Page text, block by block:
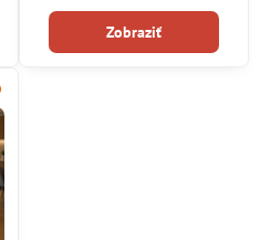
Zobraziť